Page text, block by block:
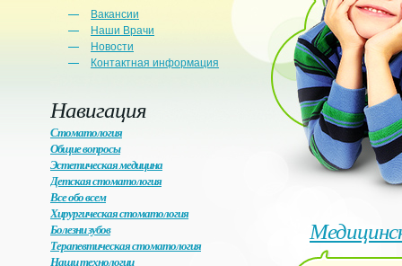
Вакансии
Наши Врачи
Новости
Контактная информация
Навигация
Стоматология
Общие вопросы
Эстетическая медицина
Детская стоматология
Все обо всем
Хирургическая стоматология
Болезни зубов
Терапевтическая стоматология
Наши технологии